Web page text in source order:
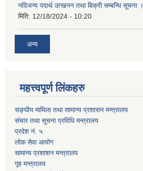
नदिजन्य पदार्थ उत्खनन तथा बिक्री सम्बन्धि सूचना ।
मिति: 12/18/2024 - 10:20
अन्य
महत्त्वपूर्ण लिंकहरु
सङ्घीय मामिला तथा सामान्य प्रशासन मन्त्रालय
संचार तथा सूचना प्रविधि मन्त्रालय
प्रदेश नं. ५
लोक सेवा आयोग
सामान्य प्रशाशन मन्त्रालय
गृह मन्त्रालय